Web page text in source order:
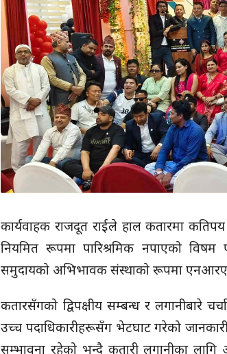
कार्यवाहक राजदूत राईले हाल कतारमा
नियमित रूपमा पारिश्रमिक नपाएको विषम
समुदायको अभिभावक संस्थाको रूपमा
कतारसँगको द्विपक्षीय सम्बन्ध र लगानीबारे
उच्च पदाधिकारीहरूसँग भेटघाट गरेको
सम्भावना रहेको भन्दै कतारी लगानीका लागि